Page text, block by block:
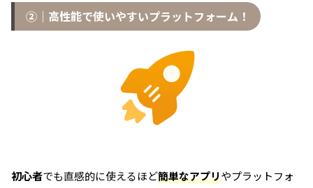
②｜高性能で使いやすいプラットフォーム！
初心者でも直感的に使えるほど簡単なアプリやプラットフォ